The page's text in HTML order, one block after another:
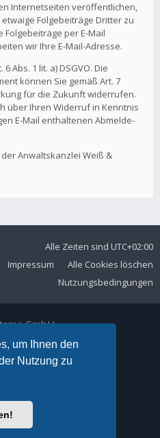
um Ihnen den
Nutzung zu
Internetseiten veröffentlichen,
Folgebeiträge Dritter zu
per E-Mail
wir Ihre E-Mail-Adresse.
Abs. 1 lit. a) DSGVO. Die
können Sie gemäß Art. 7
für die Zukunft widerrufen.
über Ihren Widerruf in Kenntnis
E-Mail enthaltenen Abmelde-
Anwaltskanzlei Weiß &
Alle Zeiten sind UTC+02:00
Alle Cookies löschen
Impressum
Nutzungsbedingungen
GmbH
102
2191 59897 61
by